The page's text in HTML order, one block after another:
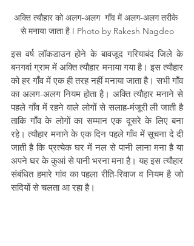
अक्ति त्यौहार को अलग-अलग  गाँव में अलग-अलग तरीके
से मनाया जाता है I Photo by Rakesh Nagdeo
इस वर्ष लॉकडाउन होने के बावजूद गरियाबंद जिले के
बनगवां ग्राम में अक्ति त्यौहार मनाया गया है। इस त्यौहार
को हर गाँव में एक ही तरह नहीं मनाया जाता है। सभी गाँव
का अलग-अलग नियम होता है। अक्ति त्यौहार मनाने से
पहले गाँव में रहने वाले लोगों से सलाह-मंजूरी ली जाती है
ताकि गाँव के लोगों का सम्मान एक दूसरे के लिए बना
रहे। त्यौहार मनाने के एक दिन पहले गाँव में सूचना दे दी
जाती है कि प्रत्येक घर में नल से पानी लाना मना है या
अपने घर के कुआं से पानी भरना मना है। यह इस त्यौहार
संबंधित हमारे गांव का पहला रीति-रिवाज व नियम है जो
सदियों से चलता आ रहा है।